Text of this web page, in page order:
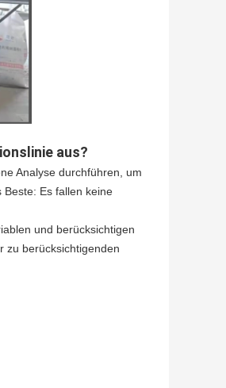
aus?
Analyse durchführen, um
Es fallen keine
und berücksichtigen
zu berücksichtigenden